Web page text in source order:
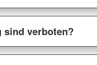
sind verboten?